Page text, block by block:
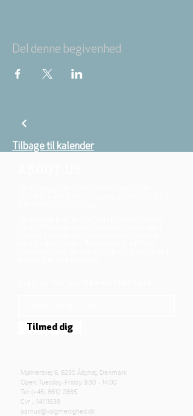
Del denne begivenhed
Tilbage til kalender
Tilmed dig
Mjølnersvej 6, 8230 Åbyhøj, Denmark
Open: Tuesday-Friday 9:30 - 14:00
Tel: (+45) 8612 2835
Cvr .: 14111638
aarhus@valgmenighed.dk